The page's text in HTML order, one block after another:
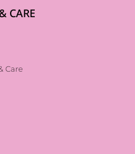
CARE
Care